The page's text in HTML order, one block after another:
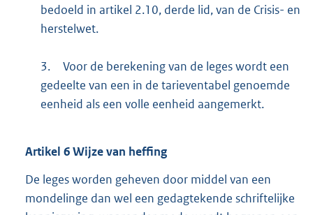
bedoeld in artikel 2.10, derde lid, van de Crisis- en
herstelwet.
3.
Voor de berekening van de leges wordt een
gedeelte van een in de tarieventabel genoemde
eenheid als een volle eenheid aangemerkt.
Artikel 6Wijze van heffing
De leges worden geheven door middel van een
mondelinge dan wel een gedagtekende schriftelijke